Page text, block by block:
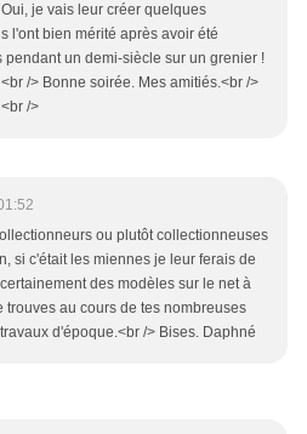
je vais leur créer quelques
l'ont bien mérité après avoir été
pendant un demi-siècle sur un grenier !
/> Bonne soirée. Mes amitiés.<br />
/>
ou plutôt collectionneuses
si c'était les miennes je leur ferais de
des modèles sur le net à
trouves au cours de tes nombreuses
d'époque.<br /> Bises. Daphné